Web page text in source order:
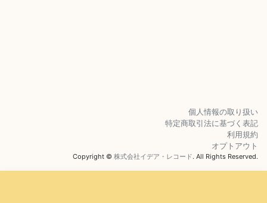
個人情報の取り扱い
特定商取引法に基づく表記
利用規約
オプトアウト
Copyright © 株式会社イデア・レコード. All Rights Reserved.